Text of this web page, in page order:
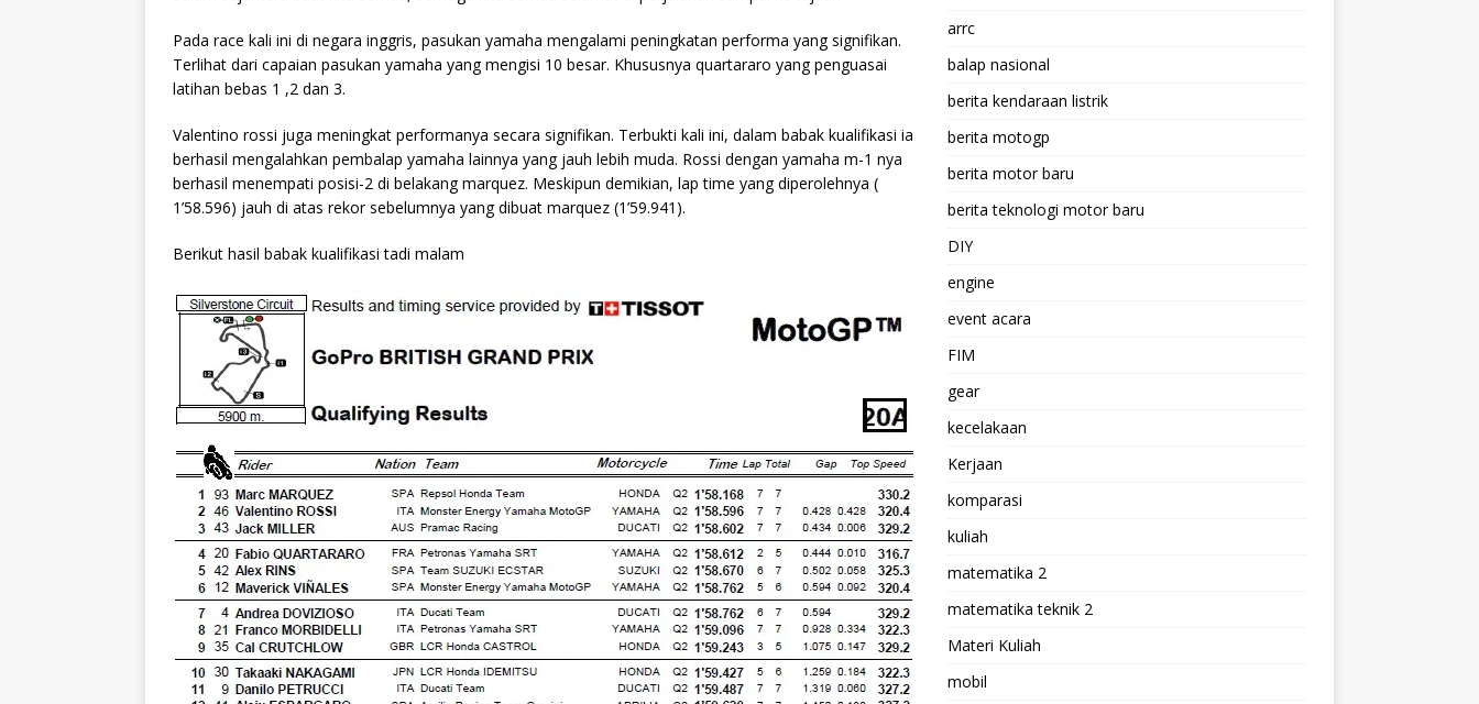
Pada race kali ini di negara inggris, pasukan yamaha mengalami peningkatan performa yang signifikan.
Terlihat dari capaian pasukan yamaha yang mengisi 10 besar. Khususnya quartararo yang penguasai
latihan bebas 1 ,2 dan 3.
Valentino rossi juga meningkat performanya secara signifikan. Terbukti kali ini, dalam babak kualifikasi ia
berhasil mengalahkan pembalap yamaha lainnya yang jauh lebih muda. Rossi dengan yamaha m-1 nya
berhasil menempati posisi-2 di belakang marquez. Meskipun demikian, lap time yang diperolehnya (
1’58.596) jauh di atas rekor sebelumnya yang dibuat marquez (1’59.941).
Berikut hasil babak kualifikasi tadi malam
arrc
balap nasional
berita kendaraan listrik
berita motogp
berita motor baru
berita teknologi motor baru
DIY
engine
event acara
FIM
gear
kecelakaan
Kerjaan
komparasi
kuliah
matematika 2
matematika teknik 2
Materi Kuliah
mobil